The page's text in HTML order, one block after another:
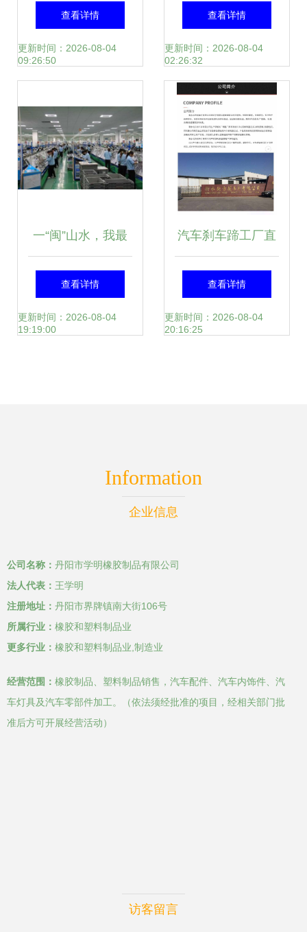
直销优质尼桑刹车
盘刹车鼓，品质与
查看详情
更新时间：2026-08-04
09:26:50
指南 报价、批发与
市场解析
查看详情
更新时间：2026-08-04
02:26:32
一“闽”山水，我最
爱龙文 汽车配件产
业的绿色崛起与匠
查看详情
更新时间：2026-08-04
19:19:00
汽车刹车蹄工厂直
营 一站式采购
1137制动蹄与制动
查看详情
更新时间：2026-08-04
20:16:25
Information
企业信息
公司名称： 丹阳市学明橡胶制品有限公司
法人代表： 王学明
注册地址： 丹阳市界牌镇南大街106号
所属行业： 橡胶和塑料制品业
更多行业： 橡胶和塑料制品业,制造业
经营范围： 橡胶制品、塑料制品销售，汽车配件、汽车内饰件、汽
车灯具及汽车零部件加工。（依法须经批准的项目，经相关部门批
准后方可开展经营活动）
访客留言